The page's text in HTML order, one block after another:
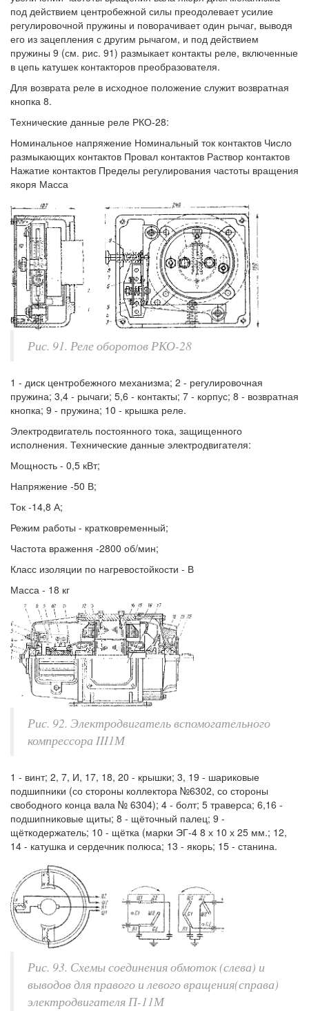
под действием центробежной силы преодолевает усилие
регулировочной пружины и поворачивает один рычаг, выводя
его из зацепления с другим рычагом, и под действием
пружины 9 (см. рис. 91) размыкает контакты реле, включенные
в цепь катушек контакторов преобразователя.
Для возврата реле в исходное положение служит возвратная
кнопка 8.
Технические данные реле РКО-28:
Номинальное напряжение Номинальный ток контактов Число
размыкающих контактов Провал контактов Раствор контактов
Нажатие контактов Пределы регулирования частоты вращения
якоря Масса
Рис. 91. Реле оборотов РКО-28
1 - диск центробежного механизма; 2 - регулировочная
пружина; 3,4 - рычаги; 5,6 - контакты; 7 - корпус; 8 - возвратная
кнопка; 9 - пружина; 10 - крышка реле.
Электродвигатель постоянного тока, защищенного
исполнения. Технические данные электродвигателя:
Мощность - 0,5 кВт;
Напряжение -50 В;
Ток -14,8 А;
Режим работы - кратковременный;
Частота враження -2800 об/мин;
Класс изоляции по нагревостойкости - В
Масса - 18 кг
Рис. 92. Электродвигатель вспомогательного
компрессора III1М
1 - винт; 2, 7, И, 17, 18, 20 - крышки; 3, 19 - шариковые
подшипники (со стороны коллектора №6302, со стороны
свободного конца вала № 6304); 4 - болт; 5 траверса; 6,16 -
подшипниковые щиты; 8 - щёточный палец; 9 -
щёткодержатель; 10 - щётка (марки ЭГ-4 8 х 10 х 25 мм.; 12,
14 - катушка и сердечник полюса; 13 - якорь; 15 - станина.
Рис. 93. Схемы соединения обмоток (слева) и
выводов для правого и левого вращения(справа)
электродвигателя П-11М